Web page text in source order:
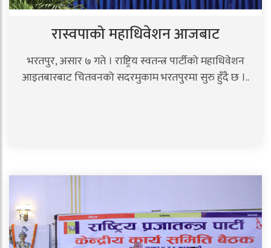
रास्वपाको महाधिवेशन आजबाट
भरतपुर, असार ७ गते । राष्ट्रिय स्वतन्त्र पार्टीको महाधिवेशन
आइतबारबाट चितवनको सदरमुकाम भरतपुरमा सुरु हुँदै छ ।..